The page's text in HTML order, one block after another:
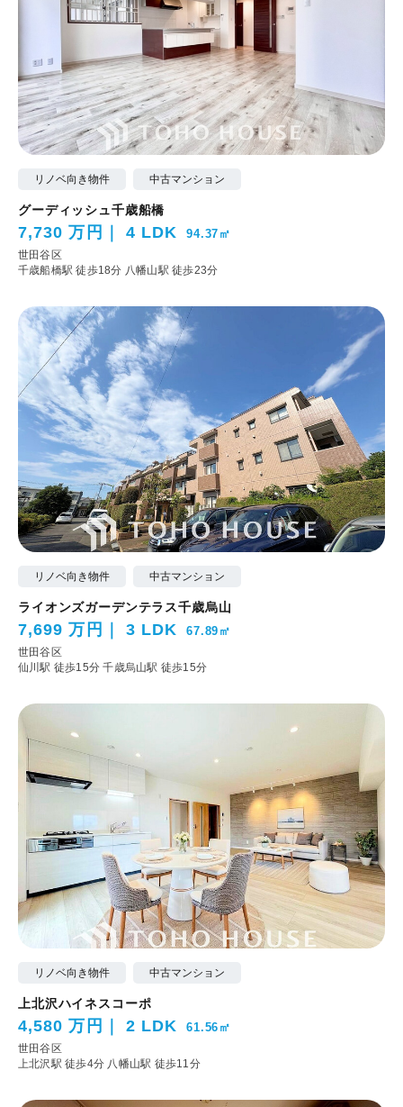
リノベ向き物件 中古マンション
グーディッシュ千歳船橋
7,730 万円 4 LDK 94.37㎡
世田谷区
千歳船橋駅 徒歩18分 八幡山駅 徒歩23分
リノベ向き物件 中古マンション
ライオンズガーデンテラス千歳烏山
7,699 万円 3 LDK 67.89㎡
世田谷区
仙川駅 徒歩15分千歳烏山駅 徒歩15分
リノベ向き物件 中古マンション
上北沢ハイネスコーポ
4,580 万円 2 LDK 61.56㎡
世田谷区
上北沢駅 徒歩4分 八幡山駅 徒歩11分